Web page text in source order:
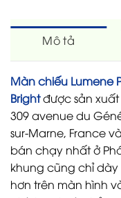
Mô tả
Màn chiếu Lumene
Brightđược sản xuất
309 avenue du
sur-Marne, France
bán chạy nhất ở
khung cũng chỉ
hơn trên màn hình